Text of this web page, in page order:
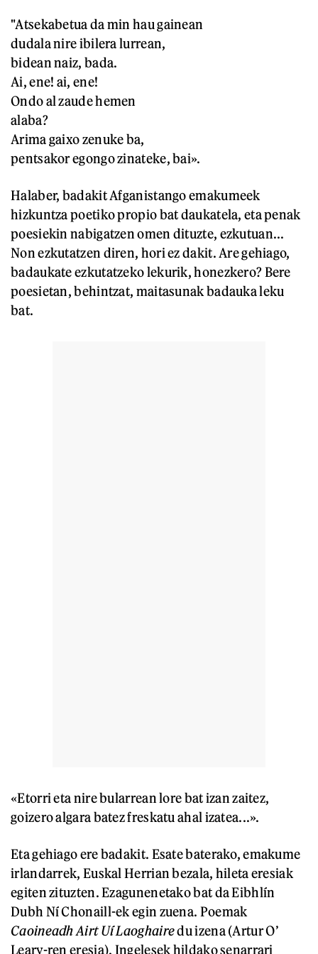
"Atsekabetua da min hau gainean
dudala nire ibilera lurrean,
bidean naiz, bada.
Ai, ene! ai, ene!
Ondo al zaude hemen
alaba?
Arima gaixo zenuke ba,
pentsakor egongo zinateke, bai».
Halaber, badakit Afganistango emakumeek
hizkuntza poetiko propio bat daukatela, eta penak
poesiekin nabigatzen omen dituzte, ezkutuan...
Non ezkutatzen diren, hori ez dakit. Are gehiago,
badaukate ezkutatzeko lekurik, honezkero? Bere
poesietan, behintzat, maitasunak badauka leku
bat.
«Etorri eta nire bularrean lore bat izan zaitez,
goizero algara batez freskatu ahal izatea...».
Eta gehiago ere badakit. Esate baterako, emakume
irlandarrek, Euskal Herrian bezala, hileta eresiak
egiten zituzten. Ezagunenetako bat da Eibhlín
Dubh Ní Chonaill-ek egin zuena. Poemak
Caoineadh Airt Uí Laoghairedu izena (Artur O’
Leary-ren eresia). Ingelesek hildako senarrari